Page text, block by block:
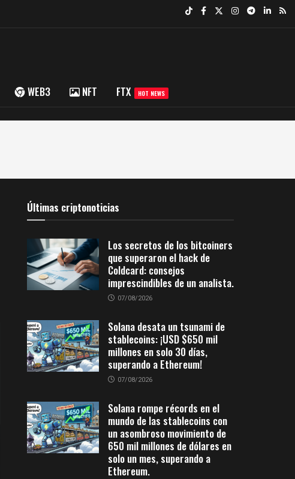
WEB3 NFT FTX HOT NEWS
Últimas criptonoticias
Los secretos de los bitcoiners
que superaron el hack de
Coldcard: consejos
imprescindibles de un analista.
07/08/2026
Solana desata un tsunami de
stablecoins: ¡USD $650 mil
millones en solo 30 días,
superando a Ethereum!
07/08/2026
Solana rompe récords en el
mundo de las stablecoins con
un asombroso movimiento de
650 mil millones de dólares en
solo un mes, superando a
Ethereum.